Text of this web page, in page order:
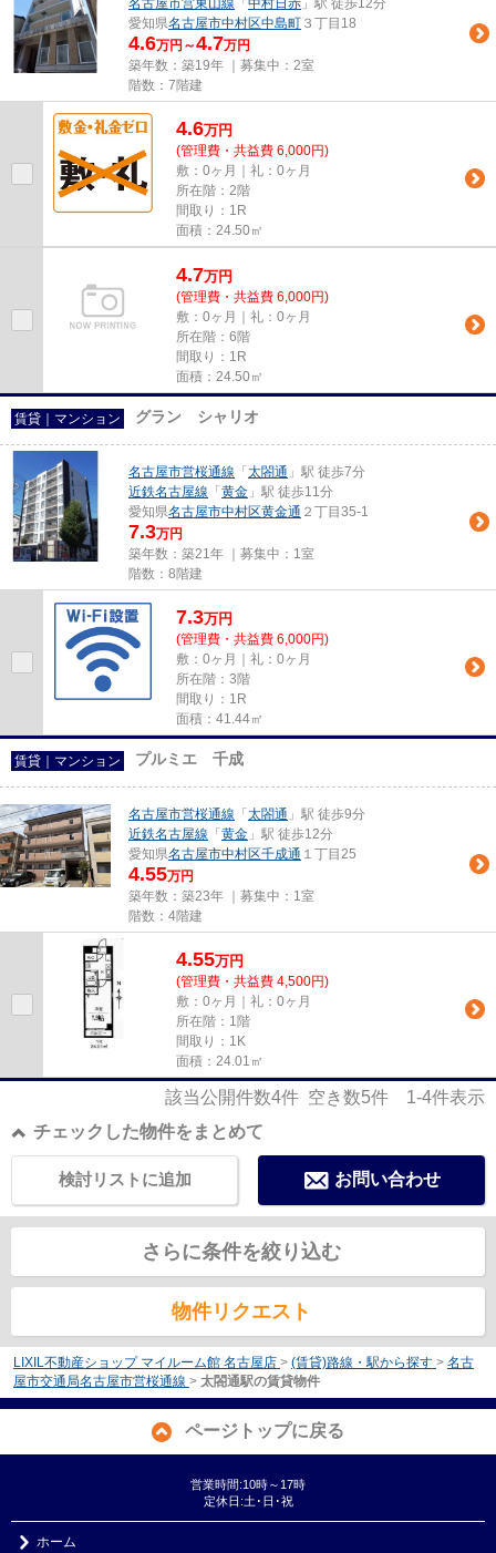
名古屋市営東山線 「 中村日赤 」駅 徒歩12分
愛知県名古屋市中村区中島町 ３丁目18
4.6万円～4.7万円
築年数：築19年 ｜募集中： 2室
階数：7階建
4.6万円
(管理費・共益費 6,000円)
敷：0ヶ月｜礼：0ヶ月
所在階：2階
間取り：1R
面積：24.50㎡
4.7万円
(管理費・共益費 6,000円)
敷：0ヶ月｜礼：0ヶ月
所在階：6階
間取り：1R
面積：24.50㎡
賃貸｜マンション グラン シャリオ
名古屋市営桜通線 「 太閤通 」駅 徒歩7分
近鉄名古屋線 「 黄金 」駅 徒歩11分
愛知県名古屋市中村区黄金通 ２丁目35-1
7.3万円
築年数：築21年 ｜募集中： 1室
階数：8階建
7.3万円
(管理費・共益費 6,000円)
敷：0ヶ月｜礼：0ヶ月
所在階：3階
間取り：1R
面積：41.44㎡
賃貸｜マンション プルミエ 千成
名古屋市営桜通線 「 太閤通 」駅 徒歩9分
近鉄名古屋線 「 黄金 」駅 徒歩12分
愛知県名古屋市中村区千成通 １丁目25
4.55万円
築年数：築23年 ｜募集中： 1室
階数：4階建
4.55万円
(管理費・共益費 4,500円)
敷：0ヶ月｜礼：0ヶ月
所在階：1階
間取り：1K
面積：24.01㎡
該当公開件数4件 空き数5件 1-4件表示
チェックした物件をまとめて
お問い合わせ
検討リストに追加
さらに条件を絞り込む
物件リクエスト
LIXIL不動産ショップ マイルーム館 名古屋店 > (賃貸)路線・駅から探す > 名古
屋市交通局名古屋市営桜通線 > 太閤通駅の賃貸物件
ページトップに戻る
営業時間:10時～17時
定休日:土･日･祝
ホーム